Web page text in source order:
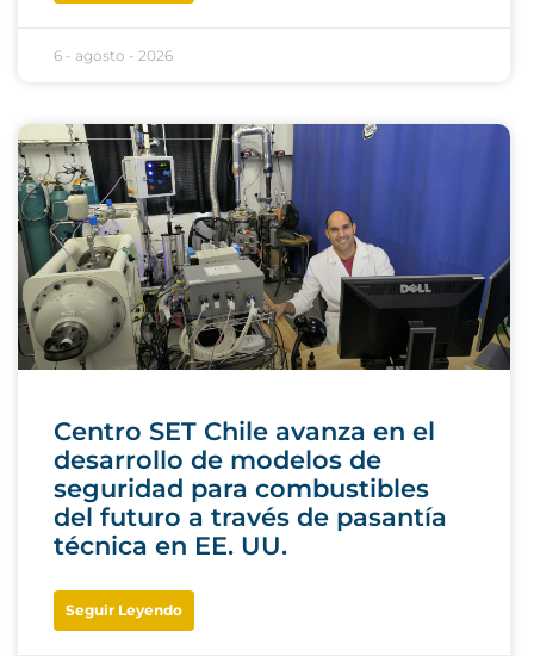
6 - agosto - 2026
Centro SET Chile avanza en el
desarrollo de modelos de
seguridad para combustibles
del futuro a través de pasantía
técnica en EE. UU.
Seguir Leyendo